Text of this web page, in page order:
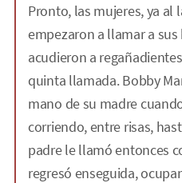
Pronto, las mujeres, ya al
empezaron a llamar a
acudieron a
quinta llamada. Bobby
mano de su madre
corriendo, entre risas,
padre le llamó entonces
regresó enseguida,